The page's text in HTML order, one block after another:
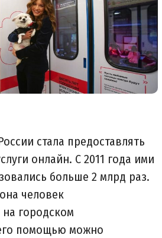
стала предоставлять
онлайн. С 2011 года ими
больше 2 млрд раз.
человек
городском
помощью можно